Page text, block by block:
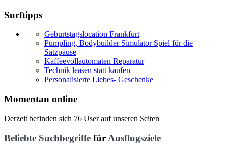
Surftipps
Geburtstagslocation Frankfurt
Pumpling, Bodybuilder Simulator Spiel für die
Satzpause
Kaffeevollautomaten Reparatur
Technik leasen statt kaufen
Personalisierte Liebes- Geschenke
Momentan online
Derzeit befinden sich 76 User auf unseren Seiten
Beliebte Suchbegriffe für Ausflugsziele